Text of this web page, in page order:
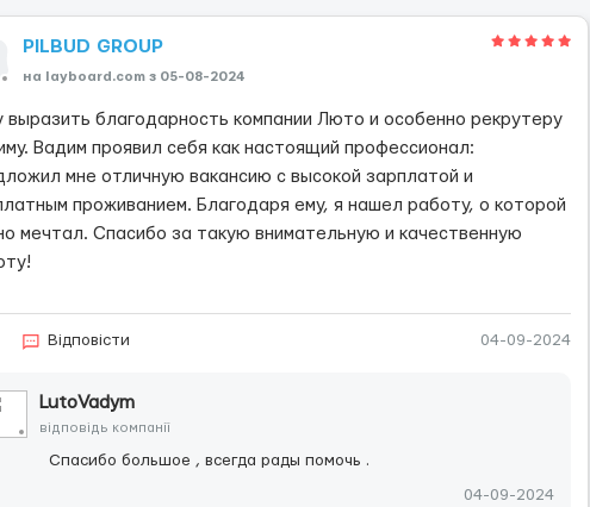
PILBUD GROUP
на layboard.com з 05-08-2024
выразить благодарность компании Люто и особенно рекрутеру
Вадим проявил себя как настоящий профессионал:
мне отличную вакансию с высокой зарплатой и
проживанием. Благодаря ему, я нашел работу, о которой
мечтал. Спасибо за такую внимательную и качественную
Відповісти 04-09-2024
LutoVadym
відповідь компанії
Спасибо большое , всегда рады помочь .
04-09-2024